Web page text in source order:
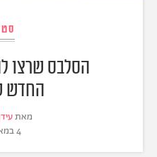
הסלבס שרצו
החדש
מאת
4 במאי 2015